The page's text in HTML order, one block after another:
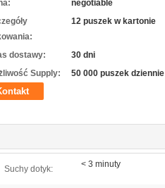
negotiable
12 puszek w kartonie
dostawy:
30 dni
Supply:
50 000 puszek dziennie
Suchy dotyk: < 3 minuty